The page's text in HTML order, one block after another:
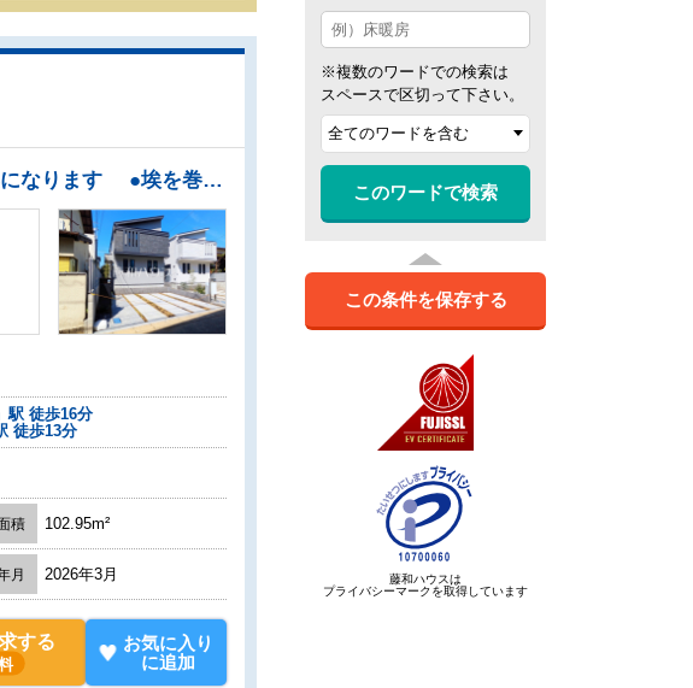
●まとめ洗いができ、乾燥まで行ってくれる食器洗い乾燥機で食事の後片付けが楽になります ●埃を巻き上げにくく、心地よい温かさで快適に過ごせる床暖房 ●大容量のウォークインクローゼットでお部屋をスッキリきれいに保てます ●カウンターキッチン越しでの会話が、家族団らんのスタートです ●全居室収納スペース有 ●周辺環境も合わせてご案内いたします
駅 徒歩16分
徒歩13分
積 102.95m²
月 2026年3月
する
お気に入り
に追加
※複数のワードでの検索は
スペースで区切って下さい。
このワードで検索
この条件を保存する
藤和ハウスは
プライバシーマークを取得しています